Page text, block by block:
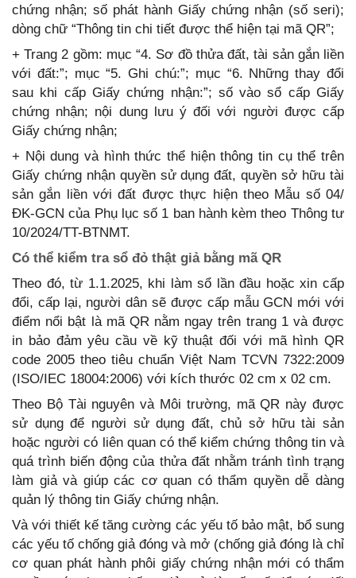
chứng nhận; số phát hành Giấy chứng nhận (số seri);
dòng chữ “Thông tin chi tiết được thể hiện tại mã QR”;
+ Trang 2 gồm: mục “4. Sơ đồ thửa đất, tài sản gắn liền
với đất:”; mục “5. Ghi chú:”; mục “6. Những thay đổi
sau khi cấp Giấy chứng nhận:”; số vào sổ cấp Giấy
chứng nhận; nội dung lưu ý đối với người được cấp
Giấy chứng nhận;
+ Nội dung và hình thức thể hiện thông tin cụ thể trên
Giấy chứng nhận quyền sử dụng đất, quyền sở hữu tài
sản gắn liền với đất được thực hiện theo Mẫu số 04/
ĐK-GCN của Phụ lục số 1 ban hành kèm theo Thông tư
10/2024/TT-BTNMT.
Có thể kiểm tra sổ đỏ thật giả bằng mã QR
Theo đó, từ 1.1.2025, khi làm sổ lần đầu hoặc xin cấp
đổi, cấp lại, người dân sẽ được cấp mẫu GCN mới với
điểm nổi bật là mã QR nằm ngay trên trang 1 và được
in bảo đảm yêu cầu về kỹ thuật đối với mã hình QR
code 2005 theo tiêu chuẩn Việt Nam TCVN 7322:2009
(ISO/IEC 18004:2006) với kích thước 02 cm x 02 cm.
Theo Bộ Tài nguyên và Môi trường, mã QR này được
sử dụng để người sử dụng đất, chủ sở hữu tài sản
hoặc người có liên quan có thể kiểm chứng thông tin và
quá trình biến động của thửa đất nhằm tránh tình trạng
làm giả và giúp các cơ quan có thẩm quyền dễ dàng
quản lý thông tin Giấy chứng nhận.
Và với thiết kế tăng cường các yếu tố bảo mật, bổ sung
các yếu tố chống giả đóng và mở (chống giả đóng là chỉ
cơ quan phát hành phôi giấy chứng nhận mới có thẩm